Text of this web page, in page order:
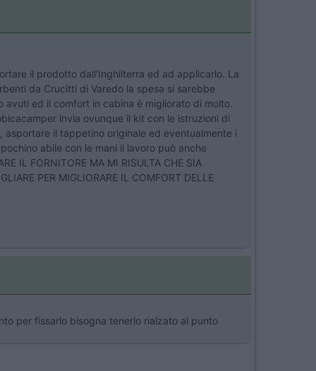
il prodotto dall'Inghilterra ed ad applicarlo. La
da Crucitti di Varedo la spesa si sarebbe
ed il comfort in cabina è migliorato di molto.
invia ovunque il kit con le istruzioni di
il tappetino originale ed eventualmente i
abile con le mani il lavoro può anche
IL FORNITORE MA MI RISULTA CHE SIA
PER MIGLIORARE IL COMFORT DELLE
per fissarlo bisogna tenerlo rialzato al punto